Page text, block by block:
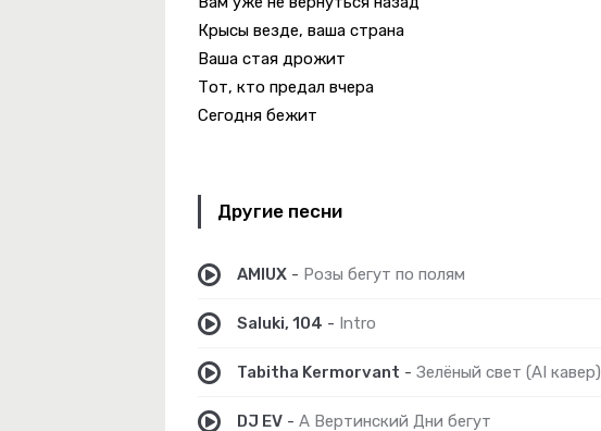
Крысы везде, ваша страна
Ваша стая дрожит
Тот, кто предал вчера
Сегодня бежит
Другие песни
AMIUX - Розы бегут по полям
Saluki, 104 - Intro
Tabitha Kermorvant - Зелёный свет (AI кавер)
DJ EV - А Вертинский Дни бегут
My Love (Extended Mix)